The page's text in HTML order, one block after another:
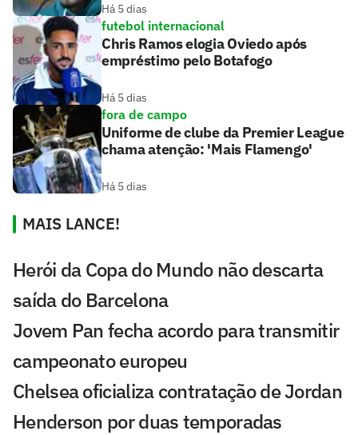
Há 5 dias
futebol internacional
Chris Ramos elogia Oviedo após
empréstimo pelo Botafogo
Há 5 dias
fora de campo
Uniforme de clube da Premier League
chama atenção: 'Mais Flamengo'
Há 5 dias
MAIS LANCE!
Herói da Copa do Mundo não descarta
saída do Barcelona
Jovem Pan fecha acordo para transmitir
campeonato europeu
Chelsea oficializa contratação de Jordan
Henderson por duas temporadas